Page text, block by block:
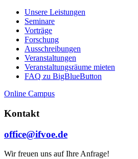
Unsere Leistungen
Seminare
Vorträge
Forschung
Ausschreibungen
Veranstaltungen
Veranstaltungs­räume mieten
FAQ zu BigBlueButton
Online Campus
Kontakt
office@ifvoe.de
Wir freuen uns auf Ihre Anfrage!